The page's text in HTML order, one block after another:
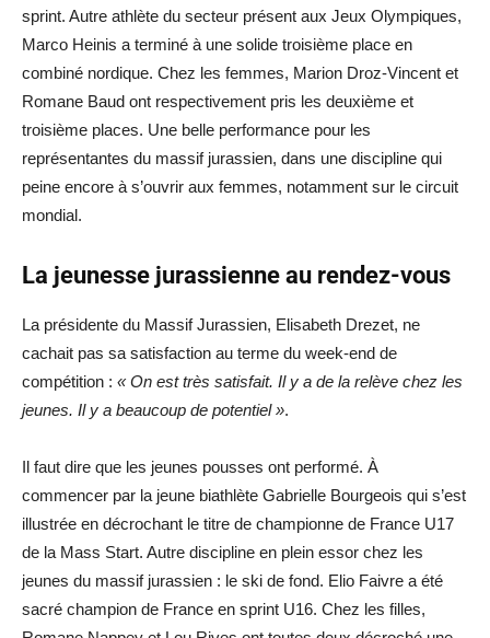
sprint. Autre athlète du secteur présent aux Jeux Olympiques,
Marco Heinis a terminé à une solide troisième place en
combiné nordique. Chez les femmes, Marion Droz-Vincent et
Romane Baud ont respectivement pris les deuxième et
troisième places. Une belle performance pour les
représentantes du massif jurassien, dans une discipline qui
peine encore à s’ouvrir aux femmes, notamment sur le circuit
mondial.
La jeunesse jurassienne au rendez-vous
La présidente du Massif Jurassien, Elisabeth Drezet, ne
cachait pas sa satisfaction au terme du week-end de
compétition : « On est très satisfait. Il y a de la relève chez les
jeunes. Il y a beaucoup de potentiel ».
Il faut dire que les jeunes pousses ont performé. À
commencer par la jeune biathlète Gabrielle Bourgeois qui s’est
illustrée en décrochant le titre de championne de France U17
de la Mass Start. Autre discipline en plein essor chez les
jeunes du massif jurassien : le ski de fond. Elio Faivre a été
sacré champion de France en sprint U16. Chez les filles,